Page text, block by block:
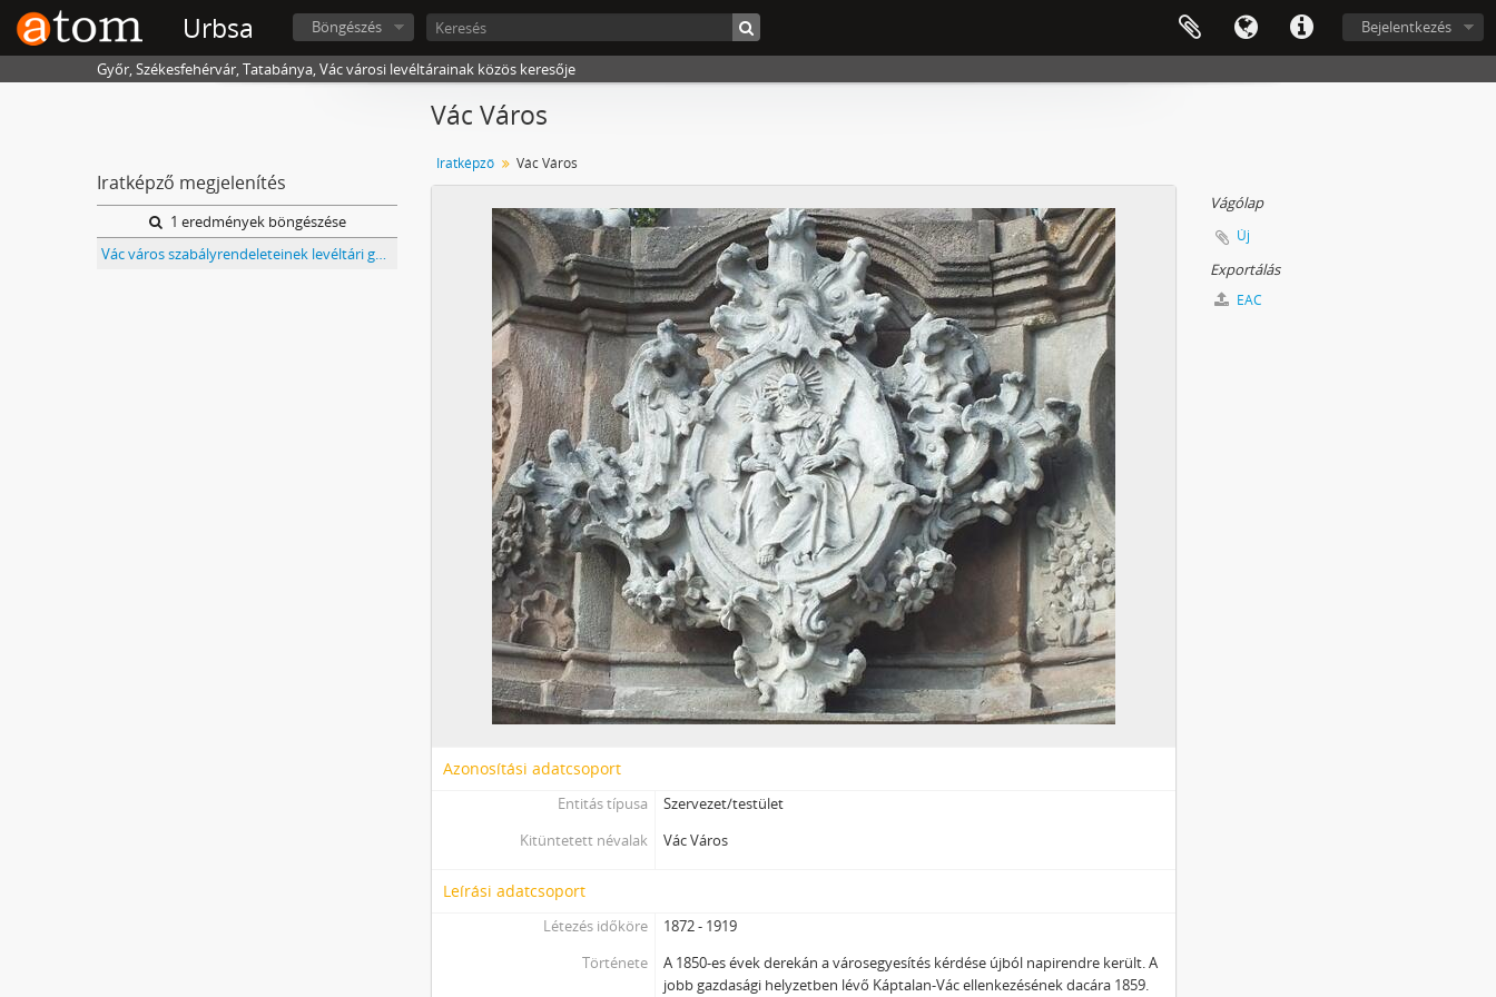
Urbsa Bejelentkezés
Böngészés
Győr, Székesfehérvár, Tatabánya, Vác városi levéltárainak közös keresője
Iratképző megjelenítés
1 eredmények böngészése
Vác város szabályrendeleteinek levéltári gyűjteménye
Vác Város
Iratképző Vác Város
Azonosítási adatcsoport
Entitás típusa
Szervezet/testület
Kitüntetett névalak
Vác Város
Leírási adatcsoport
Létezés időköre
1872 - 1919
Története
A 1850-es évek derekán a városegyesítés kérdése újból napirendre került. A
jobb gazdasági helyzetben lévő Káptalan-Vác ellenkezésének dacára 1859.
Vágólap
Új
Exportálás
EAC